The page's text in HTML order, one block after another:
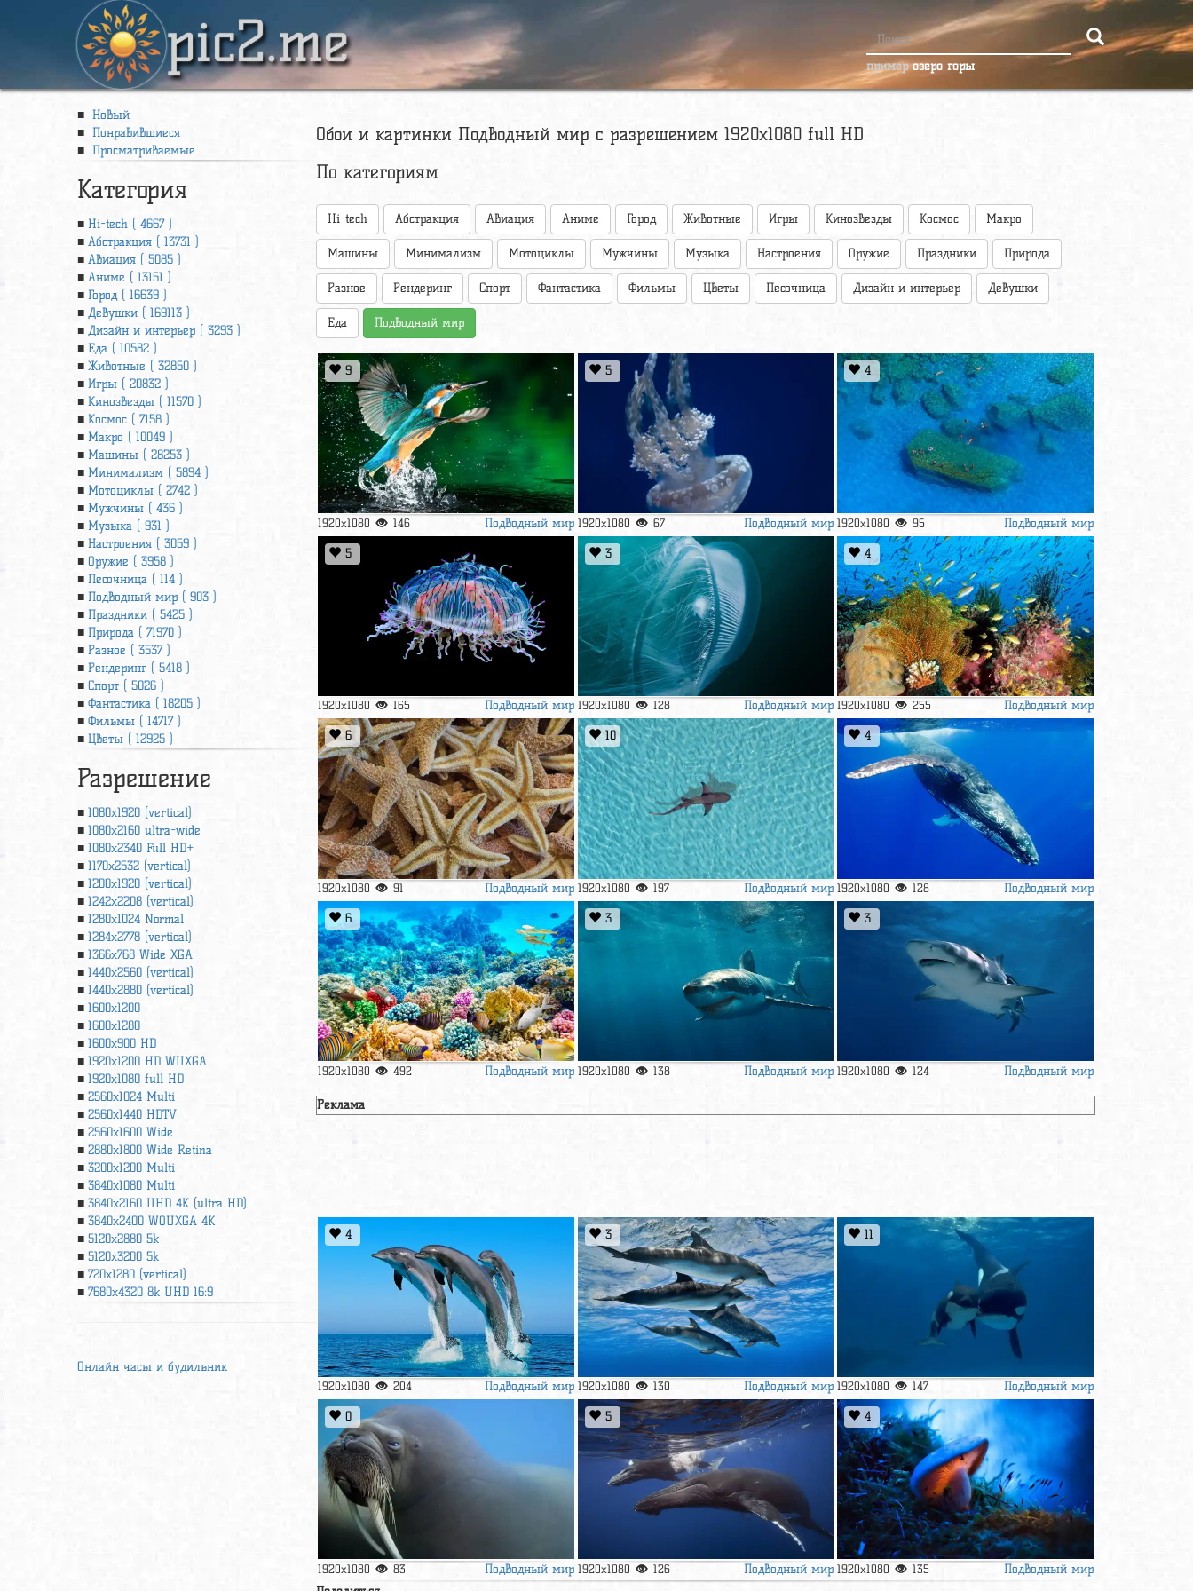
pic2.me примерозеро горы
Новый
Понравившиеся
Просматриваемые
Категория
Hi-tech ( 4667 )
Абстракция ( 13731 )
Авиация ( 5085 )
Аниме ( 13151 )
Город ( 16639 )
Девушки ( 169113 )
Дизайн и интерьер ( 3293 )
Еда ( 10582 )
Животные ( 32850 )
Игры ( 20832 )
Кинозвезды ( 11570 )
Космос ( 7158 )
Макро ( 10049 )
Машины ( 28253 )
Минимализм ( 5894 )
Мотоциклы ( 2742 )
Мужчины ( 436 )
Музыка ( 931 )
Настроения ( 3059 )
Оружие ( 3958 )
Песочница ( 114 )
Подводный мир ( 903 )
Праздники ( 5425 )
Природа ( 71970 )
Разное ( 3537 )
Рендеринг ( 5418 )
Спорт ( 5026 )
Фантастика ( 18205 )
Фильмы ( 14717 )
Цветы ( 12925 )
Разрешение
1080x1920 (vertical)
1080x2160 ultra-wide
1080x2340 Full HD+
1170x2532 (vertical)
1200x1920 (vertical)
1242x2208 (vertical)
1280x1024 Normal
1284x2778 (vertical)
1366х768 Wide XGA
1440x2560 (vertical)
1440x2880 (vertical)
1600x1200
1600x1280
1600x900 HD
1920x1200 HD WUXGA
1920х1080 full HD
2560x1024 Multi
2560x1440 HDTV
2560x1600 Wide
2880x1800 Wide Retina
3200x1200 Multi
3840x1080 Multi
3840x2160 UHD 4К (ultra HD)
3840x2400 WQUXGA 4K
5120x2880 5k
5120x3200 5k
720x1280 (vertical)
7680x4320 8k UHD 16:9
Онлайн часы и будильник
Обои и картинки Подводный мир с разрешением 1920х1080 full HD
По категориям
Hi-tech Абстракция Авиация Аниме Город Животные Игры Кинозвезды Космос Макро
Машины Минимализм Мотоциклы Мужчины Музыка Настроения Оружие Праздники Природа
Разное Рендеринг Спорт Фантастика Фильмы Цветы Песочница Дизайн и интерьер Девушки
Еда Подводный мир
9
1920x1080 146 Подводный мир
5
1920x1080 67 Подводный мир
4
1920x1080 95
Подводный мир
5
1920x1080 165 Подводный мир
3
1920x1080 128 Подводный мир
4
1920x1080 255
Подводный мир
6
1920x1080 91 Подводный мир
10
1920x1080 197 Подводный мир
4
1920x1080 128
Подводный мир
6
1920x1080 492 Подводный мир
3
1920x1080 138 Подводный мир
3
1920x1080 124 Подводный мир
Реклама
4
1920x1080 204 Подводный мир
3
1920x1080 130 Подводный мир
11
1920x1080 147
Подводный мир
0
1920x1080 83 Подводный мир
5
1920x1080 126 Подводный мир
4
1920x1080 135
Подводный мир